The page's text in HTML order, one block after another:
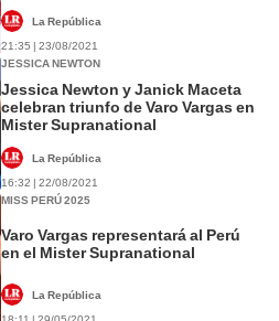
La República
21:35 | 23/08/2021
JESSICA NEWTON
Jessica Newton y Janick Maceta
celebran triunfo de Varo Vargas en
Mister Supranational
La República
16:32 | 22/08/2021
MISS PERÚ 2025
Varo Vargas representará al Perú
en el Mister Supranational
La República